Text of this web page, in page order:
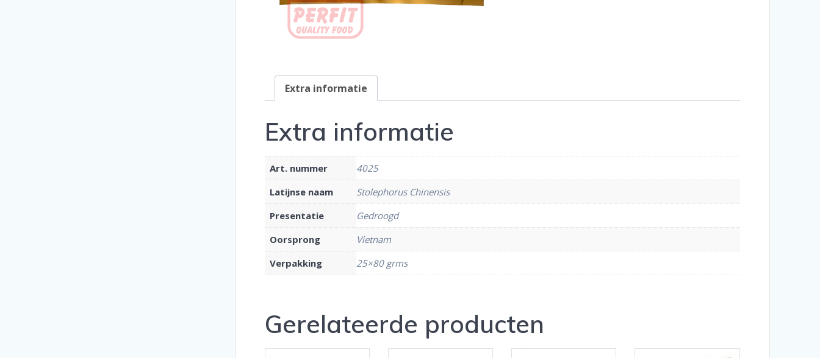
Extra informatie
Extra informatie
Art. nummer
4025
Latijnse naam
Stolephorus Chinensis
Presentatie
Gedroogd
Oorsprong
Vietnam
Verpakking
25×80 grms
Gerelateerde producten